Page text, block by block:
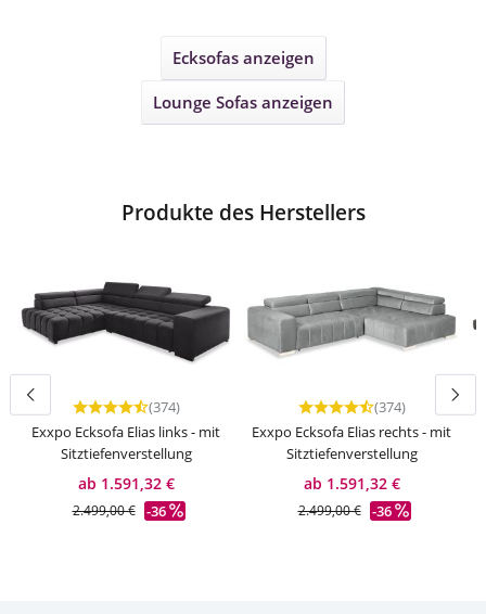
Ecksofas anzeigen
Lounge Sofas anzeigen
Produkte des Herstellers
Durchschnittliche Bewertung von 4.65 von 5 Sternen
(374)
Exxpo Ecksofa Elias links - mit
Sitztiefenverstellung
ab 1.591,32 €
2.499,00 € -36
Durchschnittliche
(374)
Exxpo Ecksofa Elias rechts - mit
Sitztiefenverstellung
ab 1.591,32 €
2.499,00 € -36